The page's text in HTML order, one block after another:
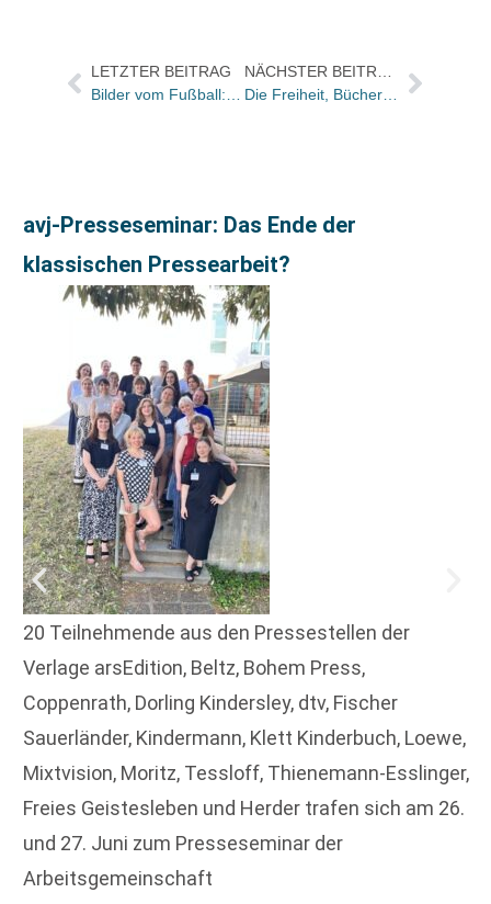
LETZTER BEITRAG
avj-Presseseminar: Das Ende der
klassischen Pressearbeit?
20 Teilnehmende aus den Pressestellen der
Verlage arsEdition, Beltz, Bohem Press,
Coppenrath, Dorling Kindersley, dtv, Fischer
Sauerländer, Kindermann, Klett Kinderbuch, Loewe,
Mixtvision, Moritz, Tessloff, Thienemann-Esslinger,
Freies Geistesleben und Herder trafen sich am 26.
und 27. Juni zum Presseseminar der
Arbeitsgemeinschaft